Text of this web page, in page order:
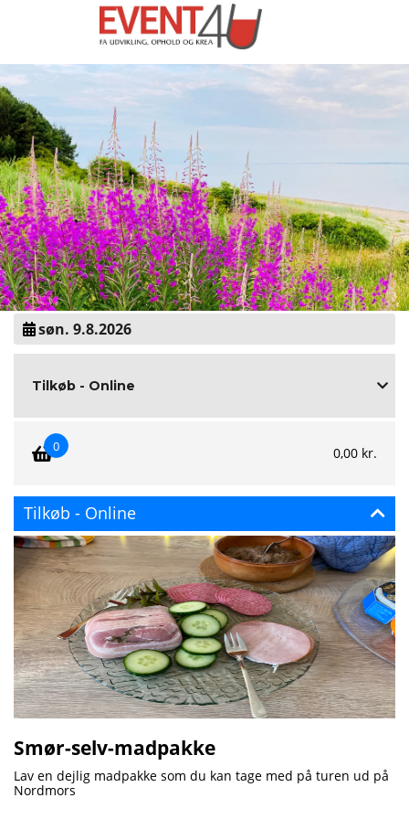
søn. 9.8.2026
Tilkøb - Online
0 0,00 kr.
×
Gå til betaling
Gå til betaling
Tilkøb - Online
Smør-selv-madpakke
Lav en dejlig madpakke som du kan tage med på turen ud på
Nordmors